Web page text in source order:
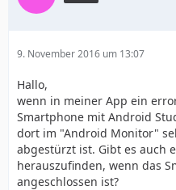
9. November 2016 um 13:07
Hallo,
wenn in meiner App ein
Smartphone mit Android
dort im "Android Monitor"
abgestürzt ist. Gibt es auch
herauszufinden, wenn das
angeschlossen ist?